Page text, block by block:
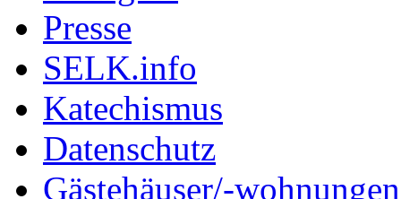
Presse
SELK.info
Katechismus
Datenschutz
Gästehäuser/-wohnungen